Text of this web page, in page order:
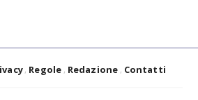
Regole Redazione Contatti